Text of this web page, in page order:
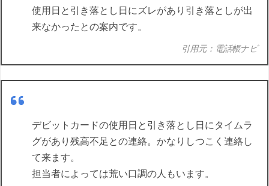
使用日と引き落とし日にズレがあり引き落としが出
来なかったとの案内です。
引用元：電話帳ナビ
デビットカードの使用日と引き落とし日にタイムラ
グがあり残高不足との連絡。かなりしつこく連絡し
て来ます。
担当者によっては荒い口調の人もいます。